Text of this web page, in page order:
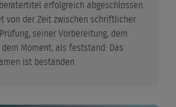
erfolgreich abgeschlossen.
von der Zeit zwischen schriftlicher
seiner Vorbereitung, dem
Moment, als feststand: Das
ist bestanden.